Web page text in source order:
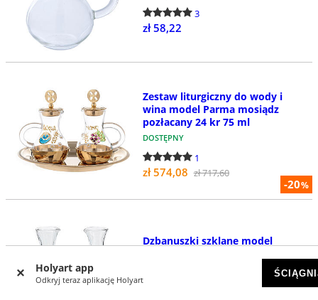
Holyart app
Odkryj teraz aplikację Holyart
3
zł 58,22
-20%
Zestaw liturgiczny do wody i
wina model Parma mosiądz
pozłacany 24 kr 75 ml
DOSTĘPNY
1
zł 574,08 zł 717,60
Dzbanuszki szklane model